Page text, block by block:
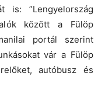
is: ”Lengyelország
között a Fülöp
portál szerint
vár a Fülöp
autóbusz és